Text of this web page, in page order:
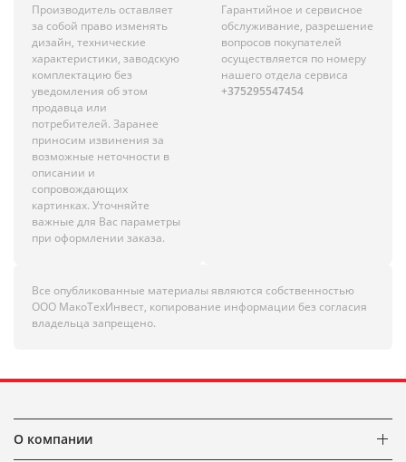
Производитель оставляет
за собой право изменять
дизайн, технические
характеристики, заводскую
комплектацию без
уведомления об этом
продавца или
потребителей. Заранее
приносим извинения за
возможные неточности в
описании и
сопровождающих
картинках. Уточняйте
важные для Вас параметры
при оформлении заказа.
Гарантийное и сервисное
обслуживание, разрешение
вопросов покупателей
осуществляется по номеру
нашего отдела сервиса
+375295547454
Все опубликованные материалы являются собственностью
ООО МакоТехИнвест, копирование информации без согласия
владельца запрещено.
О компании